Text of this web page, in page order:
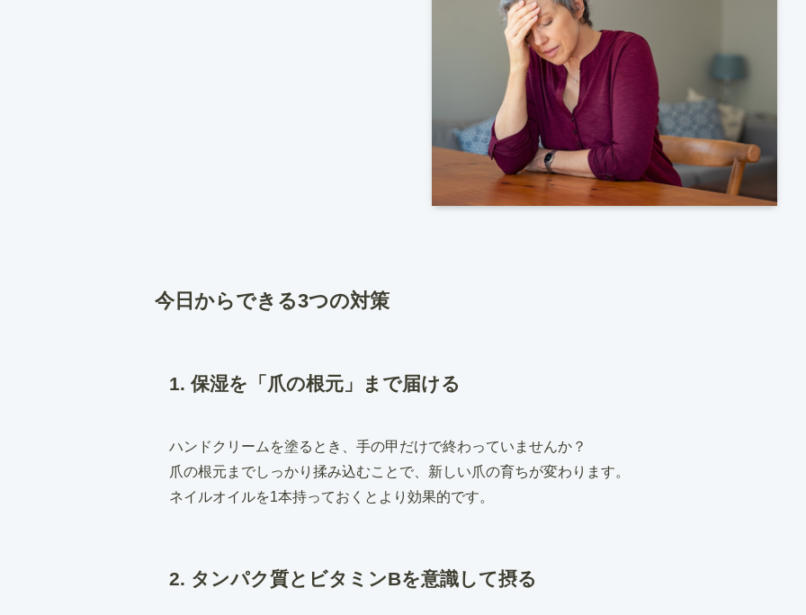
今日からできる3つの対策
1. 保湿を「爪の根元」まで届ける
ハンドクリームを塗るとき、手の甲だけで終わっていませんか？
爪の根元までしっかり揉み込むことで、新しい爪の育ちが変わります。
ネイルオイルを1本持っておくとより効果的です。
2. タンパク質とビタミンBを意識して摂る